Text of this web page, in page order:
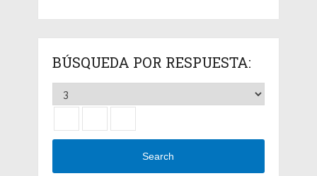
BÚSQUEDA POR RESPUESTA:
Search